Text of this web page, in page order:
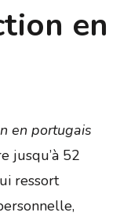
en
en portugais
jusqu’à 52
ressort